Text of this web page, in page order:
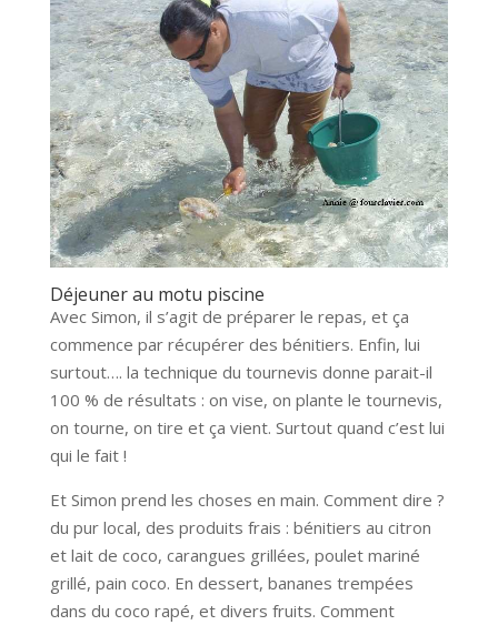
Déjeuner au motu piscine
Avec Simon, il s’agit de préparer le repas, et ça
commence par récupérer des bénitiers. Enfin, lui
surtout…. la technique du tournevis donne parait-il
100 % de résultats : on vise, on plante le tournevis,
on tourne, on tire et ça vient. Surtout quand c’est lui
qui le fait !
Et Simon prend les choses en main. Comment dire ?
du pur local, des produits frais : bénitiers au citron
et lait de coco, carangues grillées, poulet mariné
grillé, pain coco. En dessert, bananes trempées
dans du coco rapé, et divers fruits. Comment